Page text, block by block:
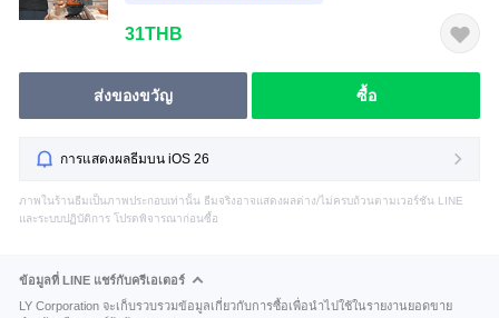
31THB
ส่งของขวัญ ซื้อ
การแสดงผลธีมบน iOS 26
ภาพในร้านธีมเป็นภาพประกอบเท่านั้น ธีมจริงอาจแสดงผลต่าง/ไม่ครบถ้วนตามเวอร์ชัน LINE
และระบบปฏิบัติการ โปรดพิจารณาก่อนซื้อ
ข้อมูลที่ LINE แชร์กับครีเอเตอร์
LY Corporation จะเก็บรวบรวมข้อมูลเกี่ยวกับการซื้อเพื่อนำไปใช้ในรายงานยอดขาย